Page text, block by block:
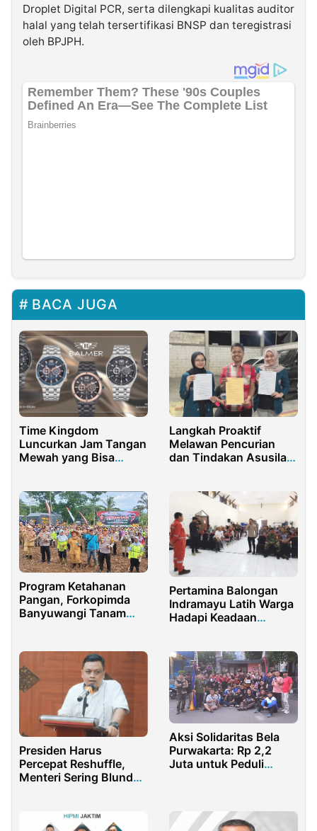
Droplet Digital PCR, serta dilengkapi kualitas auditor
halal yang telah tersertifikasi BNSP dan teregistrasi
oleh BPJPH.
BACA JUGA
Time Kingdom
Luncurkan Jam Tangan
Mewah yang Bisa
Langkah Proaktif
Melawan Pencurian
dan Tindakan Asusila
Program Ketahanan
Pangan, Forkopimda
Banyuwangi Tanam
Pertamina Balongan
Indramayu Latih Warga
Hadapi Keadaan
Presiden Harus
Percepat Reshuffle,
Menteri Sering Blunder
Aksi Solidaritas Bela
Purwakarta: Rp 2,2
Juta untuk Peduli